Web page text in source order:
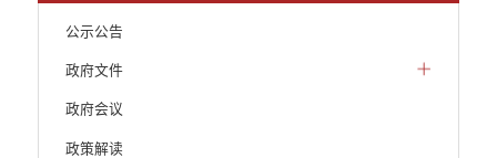
公示公告
政府文件
政府会议
政策解读